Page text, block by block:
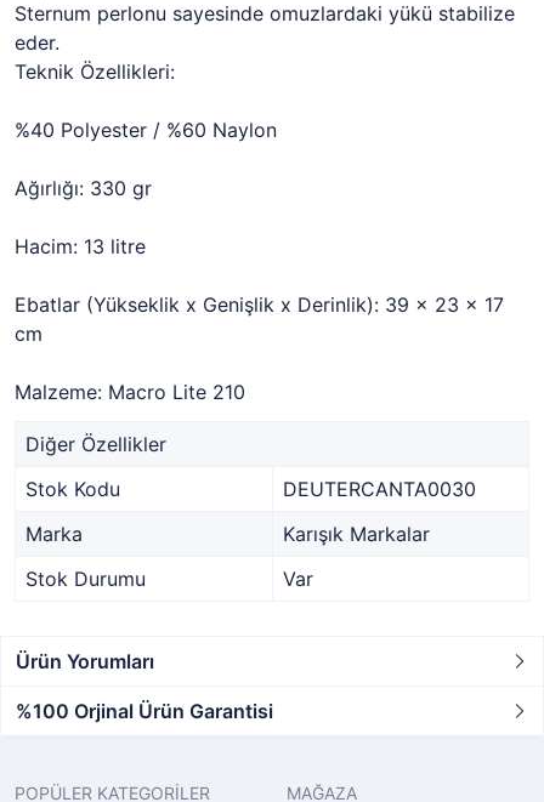
Sternum perlonu sayesinde omuzlardaki yükü stabilize
eder.
Teknik Özellikleri:
%40 Polyester / %60 Naylon
Ağırlığı: 330 gr
Hacim: 13 litre
Ebatlar (Yükseklik x Genişlik x Derinlik): 39 x 23 x 17
cm
Malzeme: Macro Lite 210
Diğer Özellikler
Stok Kodu
DEUTERCANTA0030
Marka
Karışık Markalar
Stok Durumu
Var
Ürün Yorumları
%100 Orjinal Ürün Garantisi
POPÜLER KATEGORİLER
MAĞAZA